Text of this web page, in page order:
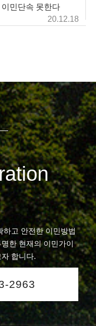
민단속 못한다
20.12.18
하고 안전한 이민방법
한 현재의 이민가이
합니다.
2963